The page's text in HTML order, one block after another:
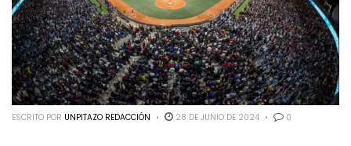
ESCRITO POR UNPITAZO REDACCIÓN 28 DE JUNIO DE 2024 0